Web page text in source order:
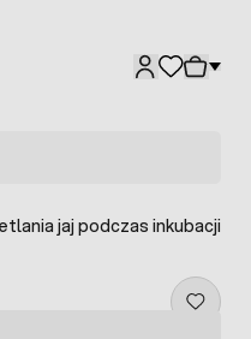
jaj podczas inkubacji